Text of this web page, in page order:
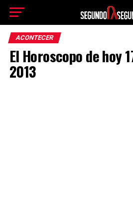
ACONTECER
El Horoscopo de hoy
2013